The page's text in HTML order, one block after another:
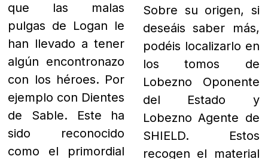
que las malas
pulgas de Logan le
han llevado a tener
algún encontronazo
con los héroes. Por
ejemplo con Dientes
de Sable. Este ha
sido reconocido
como el primordial
Sobre su origen, si
deseáis saber más,
podéis localizarlo en
los tomos de
Lobezno Oponente
del Estado y
Lobezno Agente de
SHIELD. Estos
recogen el material